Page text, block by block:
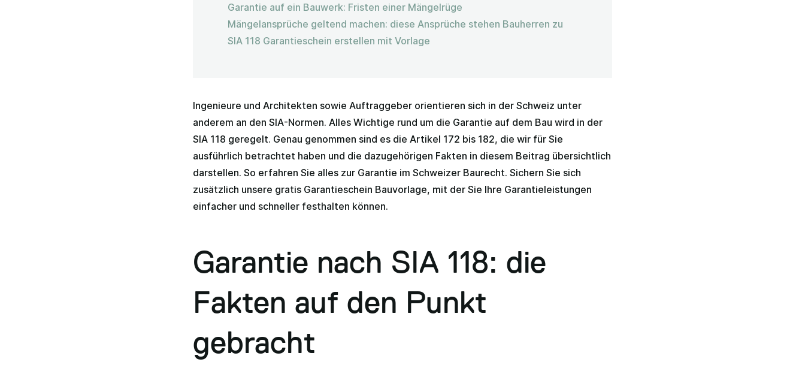
Garantie auf ein Bauwerk: Fristen einer Mängelrüge
Mängelansprüche geltend machen: diese Ansprüche stehen Bauherren zu
SIA 118 Garantieschein erstellen mit Vorlage
Ingenieure und Architekten sowie Auftraggeber orientieren sich in der Schweiz unter
anderem an den SIA-Normen. Alles Wichtige rund um die Garantie auf dem Bau wird in der
SIA 118 geregelt. Genau genommen sind es die Artikel 172 bis 182, die wir für Sie
ausführlich betrachtet haben und die dazugehörigen Fakten in diesem Beitrag übersichtlich
darstellen. So erfahren Sie alles zur Garantie im Schweizer Baurecht. Sichern Sie sich
zusätzlich unsere gratis Garantieschein Bauvorlage, mit der Sie Ihre Garantieleistungen
einfacher und schneller festhalten können.
Garantie nach SIA 118: die
Fakten auf den Punkt
gebracht